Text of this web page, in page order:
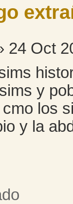
24 Oct
y
los
y la